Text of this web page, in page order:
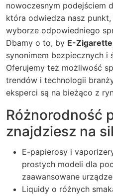
nowoczesnym podejściem
która odwiedza nasz
wyborze odpowiedniego
Dbamy o to, by E-
synonimem bezpiecznych i
Oferujemy też możliwość
trendów i technologii
eksperci są na bieżąco z
Różnorodność
znajdziesz na
E-papierosy i
prostych modeli dla
zaawansowane
Liquidy o różnych